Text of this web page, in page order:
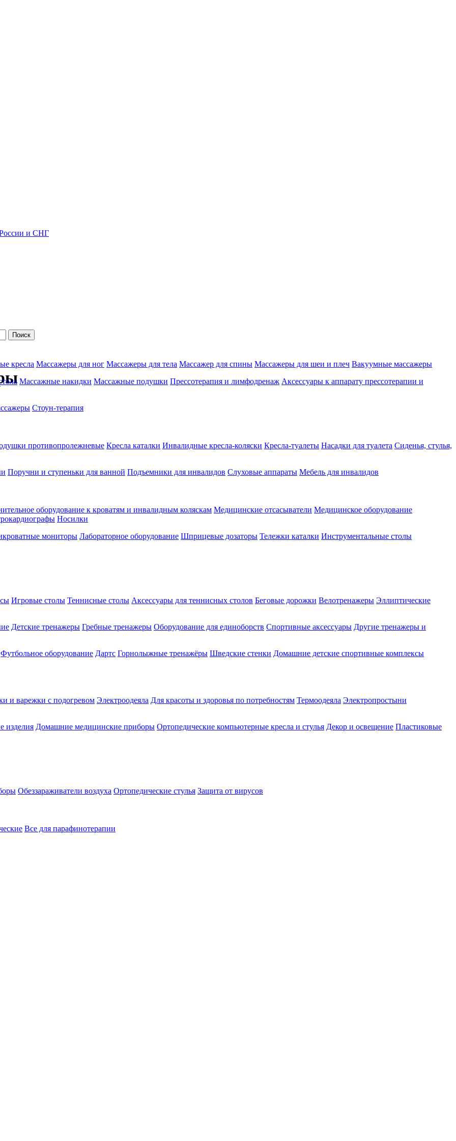
России и СНГ
кресла Массажеры для ног Массажеры для тела Массажер для спины Массажеры для шеи и плеч Вакуумные массажеры
Массажные накидки Массажные подушки Прессотерапия и лимфодренаж Аксессуары к аппарату прессотерапии и
Стоун-терапия
противопролежневые Кресла каталки Инвалидные кресла-коляски Кресла-туалеты Насадки для туалета Сиденья, стулья,
Поручни и ступеньки для ванной Подъемники для инвалидов Слуховые аппараты Мебель для инвалидов
оборудование к кроватям и инвалидным коляскам Медицинские отсасыватели Медицинское оборудование
Носилки
мониторы Лабораторное оборудование Шприцевые дозаторы Тележки каталки Инструментальные столы
Игровые столы Теннисные столы Аксессуары для теннисных столов Беговые дорожки Велотренажеры Эллиптические
Детские тренажеры Гребные тренажеры Оборудование для единоборств Спортивные аксессуары Другие тренажеры и
Футбольное оборудование Дартс Горнолыжные тренажёры Шведские стенки Домашние детские спортивные комплексы
и варежки с подогревом Электроодеяла Для красоты и здоровья по потребностям Термоодеяла Электропростыни
изделия Домашние медицинские приборы Ортопедические компьютерные кресла и стулья Декор и освещение Пластиковые
Обеззараживатели воздуха Ортопедические стулья Защита от вирусов
Все для парафинотерапии
Поиск